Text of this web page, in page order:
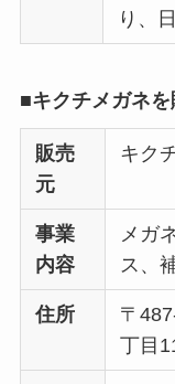
り、
■キクチメガネ
販売
元
キク
事業
内容
メガ
ス、
住所
〒
丁目